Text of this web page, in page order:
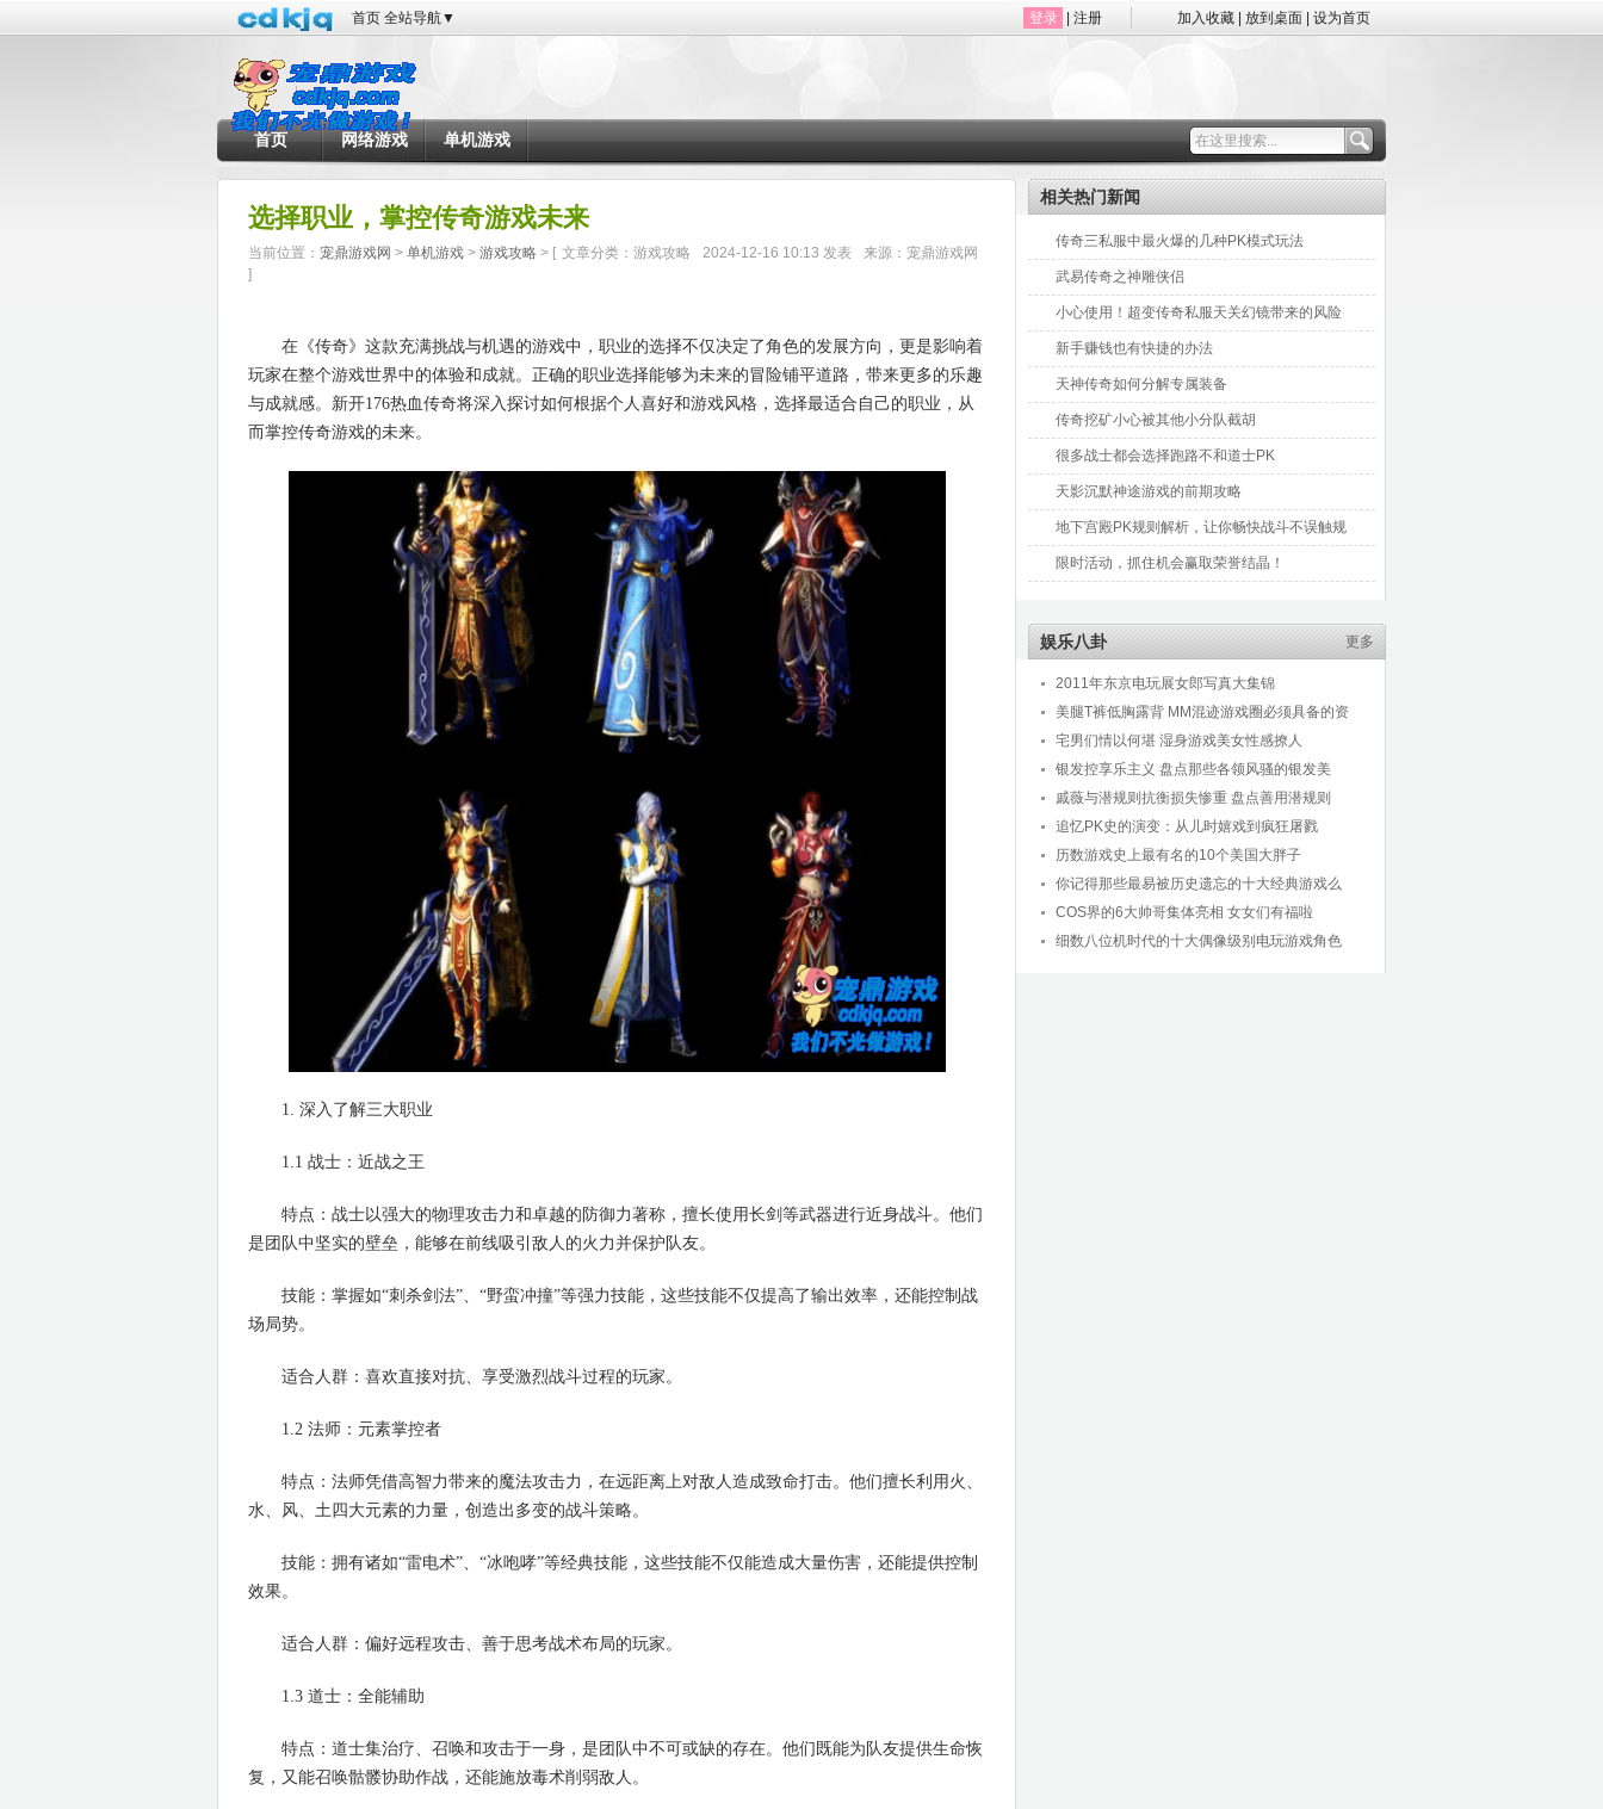
首页 全站导航▼ 登录 注册 加入收藏 放到桌面 设为首页
首页 网络游戏 单机游戏
选择职业，掌控传奇游戏未来
当前位置： 宠鼎游戏网 > 单机游戏 > 游戏攻略 > [ 文章分类：游戏攻略 2024-12-16 10:13 发表
来源：宠鼎游戏网
]
在《传奇》这款充满挑战与机遇的游戏中，职业的选择不仅决定了角色的发展方向，更是影响着
玩家在整个游戏世界中的体验和成就。正确的职业选择能够为未来的冒险铺平道路，带来更多的乐趣
与成就感。新开176热血传奇将深入探讨如何根据个人喜好和游戏风格，选择最适合自己的职业，从
而掌控传奇游戏的未来。
1. 深入了解三大职业
1.1 战士：近战之王
特点：战士以强大的物理攻击力和卓越的防御力著称，擅长使用长剑等武器进行近身战斗。他们
是团队中坚实的壁垒，能够在前线吸引敌人的火力并保护队友。
技能：掌握如“刺杀剑法”、“野蛮冲撞”等强力技能，这些技能不仅提高了输出效率，还能控制战
场局势。
适合人群：喜欢直接对抗、享受激烈战斗过程的玩家。
1.2 法师：元素掌控者
特点：法师凭借高智力带来的魔法攻击力，在远距离上对敌人造成致命打击。他们擅长利用火、
水、风、土四大元素的力量，创造出多变的战斗策略。
技能：拥有诸如“雷电术”、“冰咆哮”等经典技能，这些技能不仅能造成大量伤害，还能提供控制
效果。
适合人群：偏好远程攻击、善于思考战术布局的玩家。
1.3 道士：全能辅助
特点：道士集治疗、召唤和攻击于一身，是团队中不可或缺的存在。他们既能为队友提供生命恢
复，又能召唤骷髅协助作战，还能施放毒术削弱敌人。
相关热门新闻
传奇三私服中最火爆的几种PK模式玩法
武易传奇之神雕侠侣
小心使用！超变传奇私服天关幻镜带来的风险
新手赚钱也有快捷的办法
天神传奇如何分解专属装备
传奇挖矿小心被其他小分队截胡
很多战士都会选择跑路不和道士PK
天影沉默神途游戏的前期攻略
地下宫殿PK规则解析，让你畅快战斗不误触规
限时活动，抓住机会赢取荣誉结晶！
娱乐八卦 更多
2011年东京电玩展女郎写真大集锦
美腿T裤低胸露背 MM混迹游戏圈必须具备的资
宅男们情以何堪 湿身游戏美女性感撩人
银发控享乐主义 盘点那些各领风骚的银发美
戚薇与潜规则抗衡损失惨重 盘点善用潜规则
追忆PK史的演变：从儿时嬉戏到疯狂屠戮
历数游戏史上最有名的10个美国大胖子
你记得那些最易被历史遗忘的十大经典游戏么
COS界的6大帅哥集体亮相 女女们有福啦
细数八位机时代的十大偶像级别电玩游戏角色